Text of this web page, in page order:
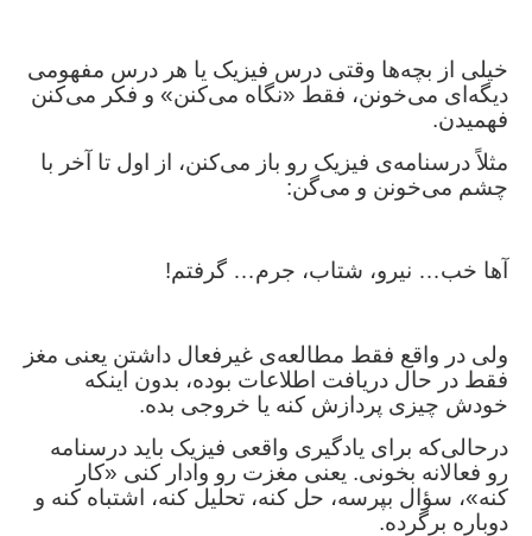
خیلی از بچه‌ها وقتی درس فیزیک یا هر درس مفهومی
دیگه‌ای می‌خونن، فقط «نگاه می‌کنن» و فکر می‌کنن
فهمیدن.
مثلاً درسنامه‌ی فیزیک رو باز می‌کنن، از اول تا آخر با
چشم می‌خونن و می‌گن:
آها خب… نیرو، شتاب، جرم… گرفتم!
ولی در واقع فقط مطالعه‌ی غیرفعال داشتن یعنی مغز
فقط در حال دریافت اطلاعات بوده، بدون اینکه
خودش چیزی پردازش کنه یا خروجی بده.
درحالی‌که برای یادگیری واقعی فیزیک باید درسنامه
رو فعالانه بخونی. یعنی مغزت رو وادار کنی «کار
کنه»، سؤال بپرسه، حل کنه، تحلیل کنه، اشتباه کنه و
دوباره برگرده.